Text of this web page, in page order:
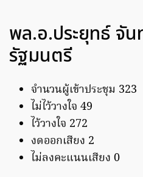
พล.อ.ประยุทธ์ จัน
รัฐมนตรี
จำนวนผู้เข้าประชุม 323
ไม่ไว้วางใจ 49
ไว้วางใจ 272
งดออกเสียง 2
ไม่ลงคะแนนเสียง 0